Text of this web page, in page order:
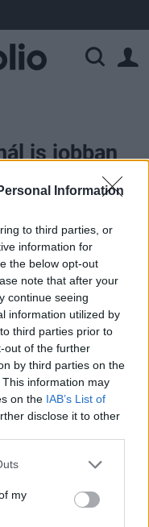
Information
to third parties, or
information for
the below opt-out
note that after your
continue seeing
information utilized by
third parties prior to
out of the further
by third parties on the
This information may
on the IAB’s List of
disclose it to other
my
is jobban
pörög a
szakemberei
az előzetes
végéig elérheti a
akár 30
ingatlanpiac
Idén a 22.
K&H-nál ezt is
folyósított
57 milliárd